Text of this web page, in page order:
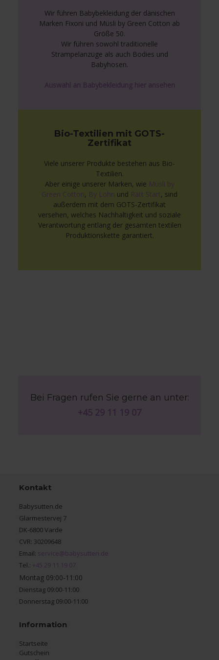
Wir führen Babybekleidung der dänischen
Marken Fixoni und Müsli by Green Cotton ab
Größe 50.
Wir führen sowohl traditionelle
Strampelanzüge als auch Bodies und
Babyhosen.
Auswahl an Babybekleidung hier ansehen
Bio-Textilien mit GOTS-
Zertifikat
Viele unserer Produkte bestehen aus Bio-
Textilien.
Aber einige unserer Marken, wie Müsli by
Green Cotton, By Lohn und Rätt Start, sind
außerdem mit dem GOTS-Zertifikat
versehen, welches Nachhaltigkeit und soziale
Verantwortung entlang der gesamten textilen
Produktionskette garantiert.
Bei Fragen rufen Sie gerne an unter:
+45 29 11 19 07
Kontakt
Babysutten.de
Glarmestervej 7
DK-6800 Varde
CVR: 30209648
Email: service@babysutten.de
Tel.: +45 29 11 19 07
Montag 09:00-11:00
Dienstag 09:00-11:00
Donnerstag 09:00-11:00
Information
Startseite
Gutschein